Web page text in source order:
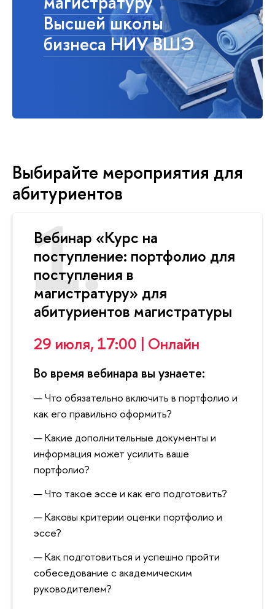
Высшей школы
бизнеса НИУ ВШЭ
Выбирайте мероприятия для
абитуриентов
Вебинар «Курс на
поступление: портфолио для
поступления в
магистратуру» для
абитуриентов магистратуры
29 июля, 17:00 | Онлайн
Во время вебинара вы узнаете:
Что обязательно включить в портфолио и
как его правильно оформить?
Какие дополнительные документы и
информация может усилить ваше
портфолио?
Что такое эссе и как его подготовить?
Каковы критерии оценки портфолио и
эссе?
Как подготовиться и успешно пройти
собеседование с академическим
руководителем?